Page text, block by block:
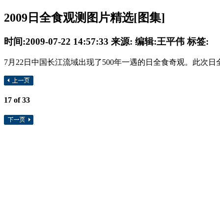
2009日全食观测图片精选[图集]
时间:2009-07-22 14:57:33 来源: 编辑:王平伟 标签:
7月22日中国长江流域出现了500年一遇的日全食奇观。此次日
17 of 33